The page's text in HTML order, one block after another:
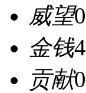
威望0
金钱4
贡献0